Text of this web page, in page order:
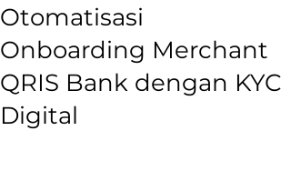
Otomatisasi
Onboarding Merchant
QRIS Bank dengan KYC
Digital